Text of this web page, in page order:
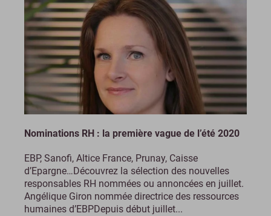
Nominations RH : la première vague de l’été 2020
EBP, Sanofi, Altice France, Prunay, Caisse
d’Epargne…Découvrez la sélection des nouvelles
responsables RH nommées ou annoncées en juillet.
Angélique Giron nommée directrice des ressources
humaines d’EBPDepuis début juillet...